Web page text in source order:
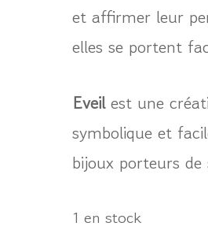
et affirmer leur
elles se portent
Eveilest une
symbolique et
bijoux porteurs
1 en stock